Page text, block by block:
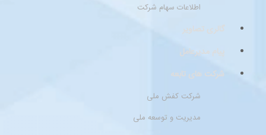
اطلاعات سهام شرکت
گالری تصاویر
پیام مدیرعامل
شرکت های تابعه
شرکت کفش ملی
مدیریت و توسعه ملی